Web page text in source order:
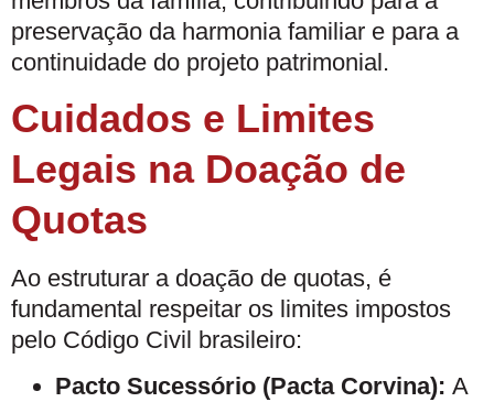
preservação da harmonia familiar e para a
continuidade do projeto patrimonial.
Cuidados e Limites
Legais na Doação de
Quotas
Ao estruturar a doação de quotas, é
fundamental respeitar os limites impostos
pelo Código Civil brasileiro:
Pacto Sucessório (Pacta Corvina): A